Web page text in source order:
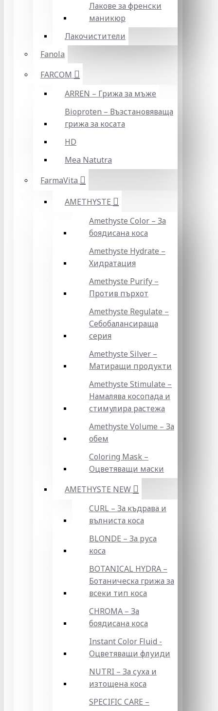
Лакове за френски
маникюр
Лакочистители
Fanola
FARCOM
ARREN – Грижа за мъже
Bioproten – Възстановяваща
грижа за косата
HD
Mea Natutra
FarmaVita
AMETHYSTE
Amethyste Color – За
боядисана коса
Amethyste Hydrate –
Хидратация
Amethyste Purify –
Против пърхот
Amethyste Regulate –
Себобалансираща
серия
Amethyste Silver –
Матиращи продукти
Amethyste Stimulate –
Намалява косопада и
стимулира растежа
Amethyste Volume – За
обем
Coloring Mask –
Оцветяващи маски
AMETHYSTE NEW
CURL – За къдрава и
вълниста коса
BLONDE – За руса
коса
BOTANICAL HYDRA –
Ботаническа грижа за
всеки тип коса
CHROMA – За
боядисана коса
Instant Color Fluid -
Оцветяващи флуиди
NUTRI – За суха и
изтощена коса
SPECIFIC CARE –